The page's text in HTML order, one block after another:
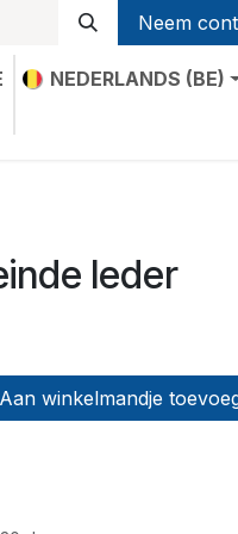
Neem
NEDERLANDS (BE)
leder
Aan winkelmandje